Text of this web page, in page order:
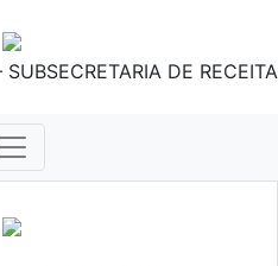
DE RECEITA